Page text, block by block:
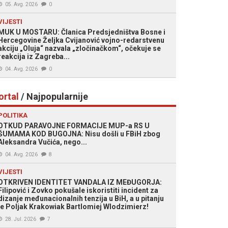
05. Avg. 2026 0
U MOSTARU: Članica Predsjedništva Bosne i
Željka Cvijanović vojno-redarstvenu
„Oluja“ nazvala „zločinačkom“, očekuje se
iz Zagreba...
04. Avg. 2026 0
/ Najpopularnije
PARAVOJNE FORMACIJE MUP-a RS U
KOD BUGOJNA: Nisu došli u FBiH zbog
Vučića, nego...
04. Avg. 2026 8
IDENTITET VANDALA IZ MEĐUGORJA:
i Zovko pokušale iskoristiti incident za
međunacionalnih tenzija u BiH, a u pitanju
Poljak Krakowiak Bartlomiej Wlodzimierz!
28. Jul. 2026 7